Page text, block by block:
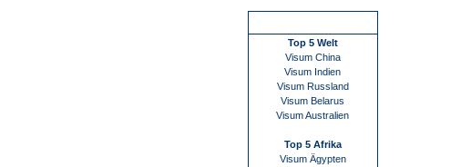
Top 5 Welt
Visum China
Visum Indien
Visum Russland
Visum Belarus
Visum Australien
Top 5 Afrika
Visum Ägypten